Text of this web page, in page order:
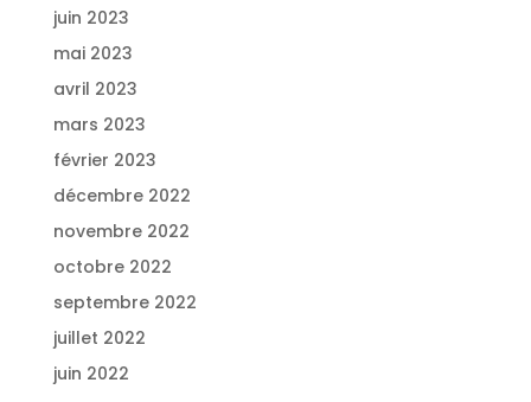
juin 2023
mai 2023
avril 2023
mars 2023
février 2023
décembre 2022
novembre 2022
octobre 2022
septembre 2022
juillet 2022
juin 2022